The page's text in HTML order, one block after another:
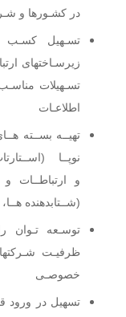
در کشـورها و
تسـهیل کسـب
زیرسـاختهای
تسـهیلات
اطلاعـات
تهیــه بســته
نوپــا
و ارتباطــات و
(شــتابدهنده
توسـعه تـوان
ظرفیـت
خصوصـی
تسهیل در ورود